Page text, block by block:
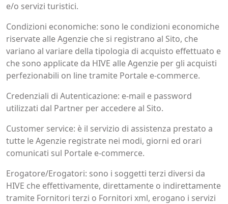
e/o servizi turistici.
Condizioni economiche: sono le condizioni economiche
riservate alle Agenzie che si registrano al Sito, che
variano al variare della tipologia di acquisto effettuato e
che sono applicate da HIVE alle Agenzie per gli acquisti
perfezionabili on line tramite Portale e-commerce.
Credenziali di Autenticazione: e-mail e password
utilizzati dal Partner per accedere al Sito.
Customer service: è il servizio di assistenza prestato a
tutte le Agenzie registrate nei modi, giorni ed orari
comunicati sul Portale e-commerce.
Erogatore/Erogatori: sono i soggetti terzi diversi da
HIVE che effettivamente, direttamente o indirettamente
tramite Fornitori terzi o Fornitori xml, erogano i servizi